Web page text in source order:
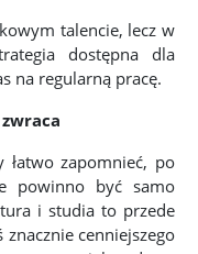
talencie, lecz w
dostępna dla
na regularną pracę.
zapomnieć, po
powinno być samo
i studia to przede
cenniejszego